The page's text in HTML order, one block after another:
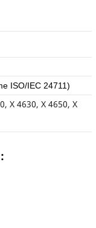
ISO/IEC 24711)
X 4630, X 4650, X